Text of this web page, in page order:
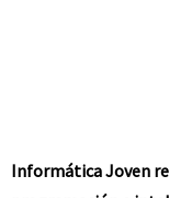
Informática Joven